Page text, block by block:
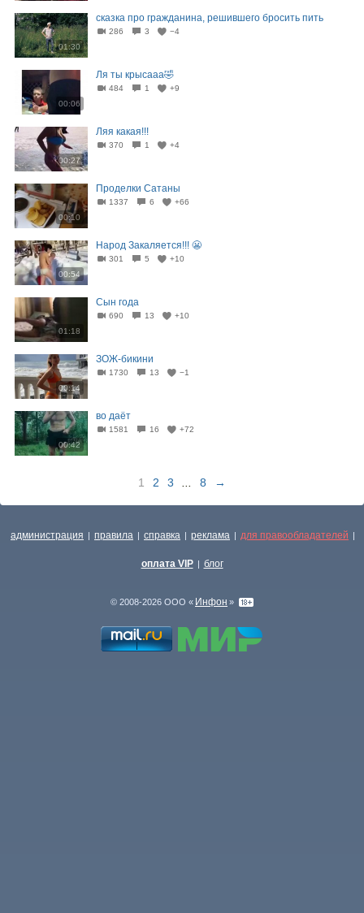
01:30
сказка про гражданина, решившего бросить пить
286 3 −4
00:06
Ля ты крысааа🤣
484 1 +9
00:27
Ляя какая!!!
370 1 +4
00:10
Проделки Сатаны
1337 6 +66
00:54
Народ Закаляется!!! 😬
301 5 +10
01:18
Сын года
690 13 +10
00:14
ЗОЖ-бикини
1730 13 −1
00:42
во даёт
1581 16 +72
1 2 3 8 →
администрация | правила | справка | реклама | для правообладателей |
оплата VIP | блог
© 2008-2026 ООО « Инфон »